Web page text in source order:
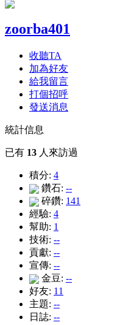
zoorba401
收聽TA
加為好友
給我留言
打個招呼
發送消息
統計信息
已有 13 人來訪過
積分: 4
鑽石: --
碎鑽: 141
經驗: 4
幫助: 1
技術: --
貢獻: --
宣傳: --
金豆: --
好友: 11
主題: --
日誌: --